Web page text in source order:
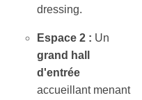
dressing.
Espace 2 : Un
grand hall
d'entrée
accueillant menant